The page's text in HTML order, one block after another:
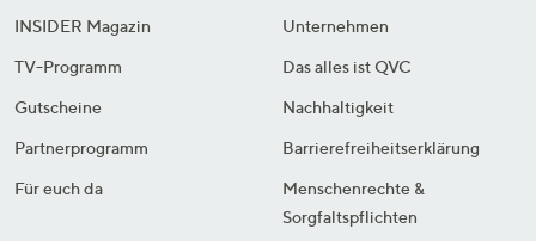
INSIDER Magazin
TV-Programm
Gutscheine
Partnerprogramm
Für euch da
Unternehmen
Das alles ist QVC
Nachhaltigkeit
Barrierefreiheitserklärung
Menschenrechte &
Sorgfaltspflichten